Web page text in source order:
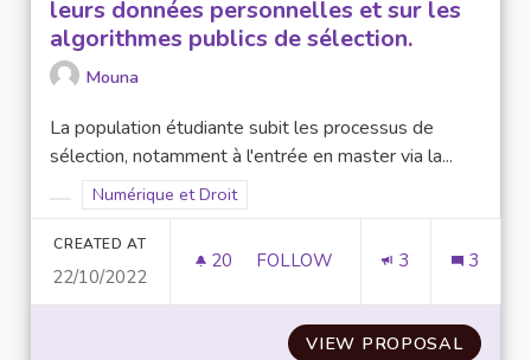
leurs données personnelles et sur les
algorithmes publics de sélection.
Mouna
La population étudiante subit les processus de
sélection, notamment à l'entrée en master via la...
Filter results for category:
Filter results for scope: Numérique et Droit
Numérique et Droit
CREATED AT
22/10/2022
20 20 FOLLOWERS
FOLLOW 3 3
VIEW PROPOSAL